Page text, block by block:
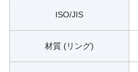
ISO/JIS
材質 (リング)